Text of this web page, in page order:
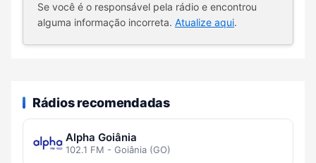
Se você é o responsável pela rádio e encontrou
alguma informação incorreta. Atualize aqui.
Rádios recomendadas
Alpha Goiânia
102.1 FM - Goiânia (GO)